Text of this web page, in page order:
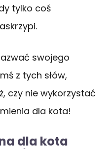
tylko coś
swojego
z tych słów,
czy nie wykorzystać
dla kota!
dla kota